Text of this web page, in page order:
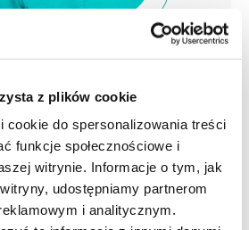
z plików cookie
cookie do spersonalizowania treści
funkcje społecznościowe i
witrynie. Informacje o tym, jak
udostępniamy partnerom
i analitycznym.
bloga
Witaj na moim blogu poświęconemu
W miarę regularnie będę
artykuły dla osób zainteresowanych
dla osób rozwijających się jako
artyści w tej dziedzinie pigmentacji.
do lektury.